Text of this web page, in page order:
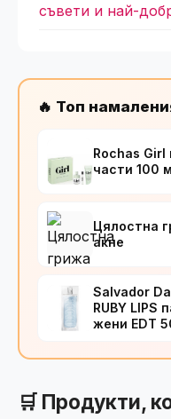
съвети и най-
🔥 Топ
Rochas Girl
части 100
Цялостна
акне
Salvador
RUBY LIPS
жени EDT
🛒 Продукти,